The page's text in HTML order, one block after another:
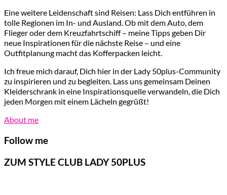
Eine weitere Leidenschaft sind Reisen: Lass Dich entführen in
tolle Regionen im In- und Ausland. Ob mit dem Auto, dem
Flieger oder dem Kreuzfahrtschiff – meine Tipps geben Dir
neue Inspirationen für die nächste Reise – und eine
Outfitplanung macht das Kofferpacken leicht.
Ich freue mich darauf, Dich hier in der Lady 50plus-Community
zu inspirieren und zu begleiten. Lass uns gemeinsam Deinen
Kleiderschrank in eine Inspirationsquelle verwandeln, die Dich
jeden Morgen mit einem Lächeln gegrüßt!
About me
Follow me
ZUM STYLE CLUB LADY 50PLUS